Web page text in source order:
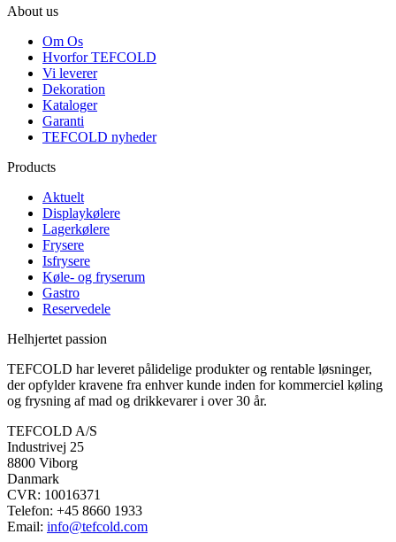
About us
Om Os
Hvorfor TEFCOLD
Vi leverer
Dekoration
Kataloger
Garanti
TEFCOLD nyheder
Products
Aktuelt
Displaykølere
Lagerkølere
Frysere
Isfrysere
Køle- og fryserum
Gastro
Reservedele
Helhjertet passion
TEFCOLD har leveret pålidelige produkter og rentable løsninger,
der opfylder kravene fra enhver kunde inden for kommerciel køling
og frysning af mad og drikkevarer i over 30 år.
TEFCOLD A/S
Industrivej 25
8800 Viborg
Danmark
CVR: 10016371
Telefon: +45 8660 1933
Email: info@tefcold.com